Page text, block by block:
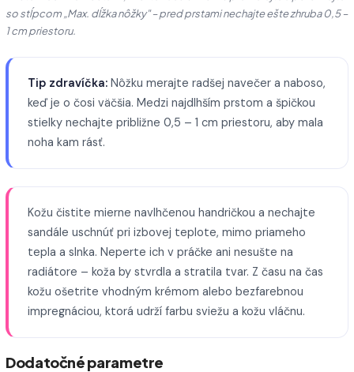
so stĺpcom „Max. dĺžka nôžky" – pred prstami nechajte ešte zhruba 0,5 –
1 cm priestoru.
Tip zdravíčka: Nôžku merajte radšej navečer a naboso,
keď je o čosi väčšia. Medzi najdlhším prstom a špičkou
stielky nechajte približne 0,5 – 1 cm priestoru, aby mala
noha kam rásť.
Kožu čistite mierne navlhčenou handričkou a nechajte
sandále uschnúť pri izbovej teplote, mimo priameho
tepla a slnka. Neperte ich v práčke ani nesušte na
radiátore – koža by stvrdla a stratila tvar. Z času na čas
kožu ošetrite vhodným krémom alebo bezfarebnou
impregnáciou, ktorá udrží farbu sviežu a kožu vláčnu.
Dodatočné parametre